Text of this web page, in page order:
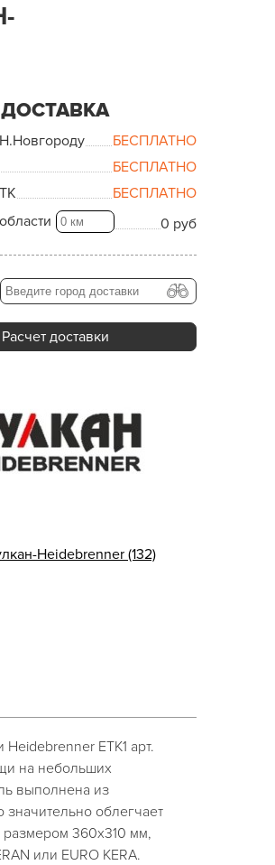
ДОСТАВКА
БЕСПЛАТНО
БЕСПЛАТНО
БЕСПЛАТНО
0 руб
Расчет доставки
Heidebrenner (132)
ETK1 арт.
на небольших
выполнена из
облегчает
360х310 мм,
или EURO KERA.